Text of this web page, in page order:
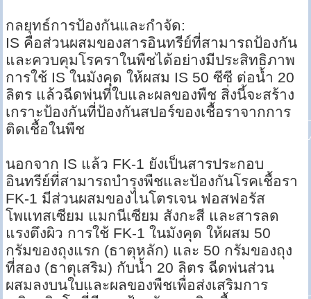
กลยุทธ์การป้องกันและกำจัด:
IS คือส่วนผสมของสารอินทรีย์ที่สามารถป้องกัน
และควบคุมโรคราในพืชได้อย่างมีประสิทธิภาพ
การใช้ IS ในมังคุด ให้ผสม IS 50 ซีซี ต่อน้ำ 20
ลิตร แล้วฉีดพ่นที่ใบและผลของพืช สิ่งนี้จะสร้าง
เกราะป้องกันที่ป้องกันสปอร์ของเชื้อราจากการ
ติดเชื้อในพืช
นอกจาก IS แล้ว FK-1 ยังเป็นสารประกอบ
อินทรีย์ที่สามารถบำรุงพืชและป้องกันโรคเชื้อรา
FK-1 มีส่วนผสมของไนโตรเจน ฟอสฟอรัส
โพแทสเซียม แมกนีเซียม สังกะสี และสารลด
แรงตึงผิว การใช้ FK-1 ในมังคุด ให้ผสม 50
กรัมของถุงแรก (ธาตุหลัก) และ 50 กรัมของถุง
ที่สอง (ธาตุเสริม) กับน้ำ 20 ลิตร ฉีดพ่นส่วน
ผสมลงบนใบและผลของพืชเพื่อส่งเสริมการ